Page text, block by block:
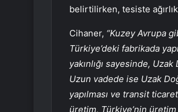
belirtilirken, tesiste
Cihaner, “Kuzey Avrupa
Türkiye’deki fabrikada
yakınlığı sayesinde,
Uzun vadede ise Uzak
yapılması ve transit
üretim, Türkiye’nin